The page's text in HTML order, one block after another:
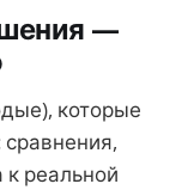
—
которые
к реальной